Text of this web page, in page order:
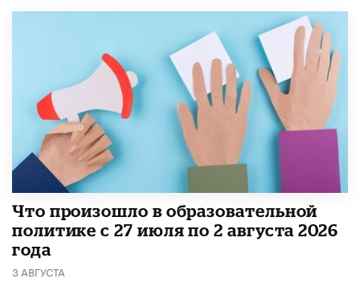
​Что произошло в образовательной
политике с 27 июля по 2 августа 2026
года
3 АВГУСТА